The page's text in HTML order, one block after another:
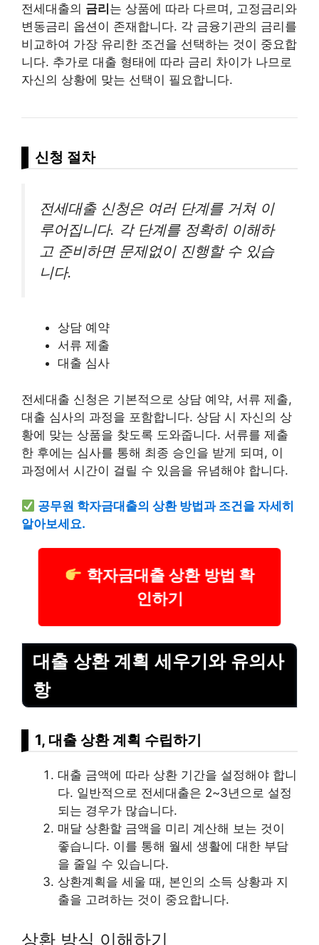
전세대출의 금리는 상품에 따라 다르며, 고정금리와
변동금리 옵션이 존재합니다. 각 금융기관의 금리를
비교하여 가장 유리한 조건을 선택하는 것이 중요합
니다. 추가로 대출 형태에 따라 금리 차이가 나므로
자신의 상황에 맞는 선택이 필요합니다.
신청 절차
전세대출 신청은 여러 단계를 거쳐 이
루어집니다. 각 단계를 정확히 이해하
고 준비하면 문제없이 진행할 수 있습
니다.
상담 예약
서류 제출
대출 심사
전세대출 신청은 기본적으로 상담 예약, 서류 제출,
대출 심사의 과정을 포함합니다. 상담 시 자신의 상
황에 맞는 상품을 찾도록 도와줍니다. 서류를 제출
한 후에는 심사를 통해 최종 승인을 받게 되며, 이
과정에서 시간이 걸릴 수 있음을 유념해야 합니다.
공무원 학자금대출의 상환 방법과 조건을 자세히
알아보세요.
학자금대출 상환 방법 확
인하기
대출 상환 계획 세우기와 유의사
항
1, 대출 상환 계획 수립하기
대출 금액에 따라 상환 기간을 설정해야 합니
다. 일반적으로 전세대출은 2~3년으로 설정
되는 경우가 많습니다.
매달 상환할 금액을 미리 계산해 보는 것이
좋습니다. 이를 통해 월세 생활에 대한 부담
을 줄일 수 있습니다.
상환계획을 세울 때, 본인의 소득 상황과 지
출을 고려하는 것이 중요합니다.
상환 방식 이해하기